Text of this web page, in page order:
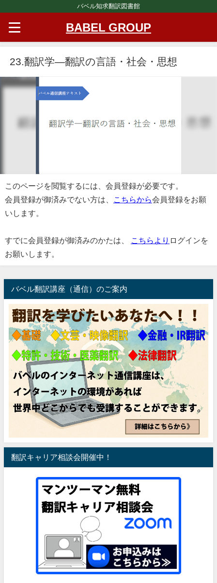
バベル知求翻訳図書館
BABEL GROUP
23.翻訳学―翻訳の言語・社会・思想
このページを閲覧するには、会員登録が必要です。
会員登録が御済みでない方は、
こちらから会員登録をお願
いします。
すでに会員登録が御済みのかたは、 こちらより ログインを
お願いします。
バベル翻訳講座（通信）のご案内
翻訳キャリア相談会開催中！